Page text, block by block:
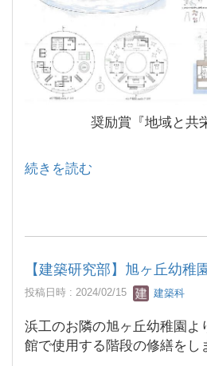
奨励賞『地域と共
続きを読む
【建築研究部】旭ヶ丘幼稚
投稿日時 : 2024/02/15 建築科
浜工のお隣の旭ヶ丘幼稚園よ
館で使用する階段の修繕をし